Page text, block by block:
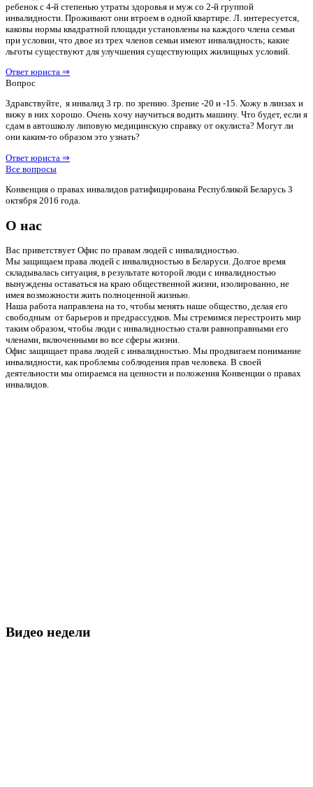
ребенок с 4-й степенью утраты здоровья и муж со 2-й группой
инвалидности. Проживают они втроем в одной квартире. Л. интересуется,
каковы нормы квадратной площади установлены на каждого члена семьи
при условии, что двое из трех членов семьи имеют инвалидность; какие
льготы существуют для улучшения существующих жилищных условий.
Ответ юриста ⇒
Вопрос
Здравствуйте, я инвалид 3 гр. по зрению. Зрение -20 и -15. Хожу в линзах и
вижу в них хорошо. Очень хочу научиться водить машину. Что будет, если я
сдам в автошколу липовую медицинскую справку от окулиста? Могут ли
они каким-то образом это узнать?
Ответ юриста ⇒
Все вопросы
Конвенция о правах инвалидов ратифицирована Республикой Беларусь 3
октября 2016 года.
О нас
Вас приветствует Офис по правам людей с инвалидностью.
Мы защищаем права людей с инвалидностью в Беларуси. Долгое время
складывалась ситуация, в результате которой люди с инвалидностью
вынуждены оставаться на краю общественной жизни, изолированно, не
имея возможности жить полноценной жизнью.
Наша работа направлена на то, чтобы менять наше общество, делая его
свободным от барьеров и предрассудков. Мы стремимся перестроить мир
таким образом, чтобы люди с инвалидностью стали равноправными его
членами, включенными во все сферы жизни.
Офис защищает права людей с инвалидностью. Мы продвигаем понимание
инвалидности, как проблемы соблюдения прав человека. В своей
деятельности мы опираемся на ценности и положения Конвенции о правах
инвалидов.
Видео недели